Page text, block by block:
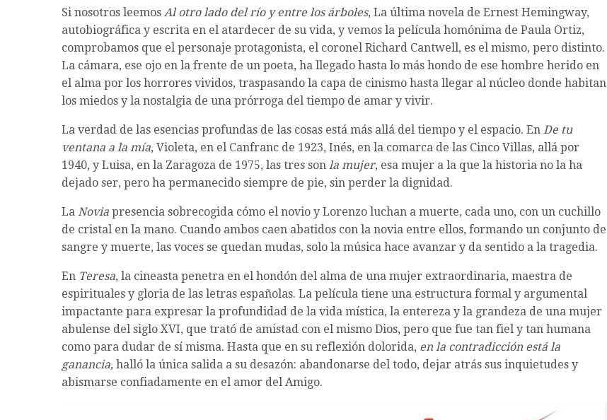
Si nosotros leemos Al otro lado del río y entre los árboles, La última novela de Ernest Hemingway,
autobiográfica y escrita en el atardecer de su vida, y vemos la película homónima de Paula Ortiz,
comprobamos que el personaje protagonista, el coronel Richard Cantwell, es el mismo, pero distinto.
La cámara, ese ojo en la frente de un poeta, ha llegado hasta lo más hondo de ese hombre herido en
el alma por los horrores vividos, traspasando la capa de cinismo hasta llegar al núcleo donde habitan
los miedos y la nostalgia de una prórroga del tiempo de amar y vivir.
La verdad de las esencias profundas de las cosas está más allá del tiempo y el espacio. En De tu
ventana a la mía, Violeta, en el Canfranc de 1923, Inés, en la comarca de las Cinco Villas, allá por
1940, y Luisa, en la Zaragoza de 1975, las tres son la mujer, esa mujer a la que la historia no la ha
dejado ser, pero ha permanecido siempre de pie, sin perder la dignidad.
La Novia presencia sobrecogida cómo el novio y Lorenzo luchan a muerte, cada uno, con un cuchillo
de cristal en la mano. Cuando ambos caen abatidos con la novia entre ellos, formando un conjunto de
sangre y muerte, las voces se quedan mudas, solo la música hace avanzar y da sentido a la tragedia.
En Teresa, la cineasta penetra en el hondón del alma de una mujer extraordinaria, maestra de
espirituales y gloria de las letras españolas. La película tiene una estructura formal y argumental
impactante para expresar la profundidad de la vida mística, la entereza y la grandeza de una mujer
abulense del siglo XVI, que trató de amistad con el mismo Dios, pero que fue tan fiel y tan humana
como para dudar de sí misma. Hasta que en su reflexión dolorida, en la contradicción está la
ganancia, halló la única salida a su desazón: abandonarse del todo, dejar atrás sus inquietudes y
abismarse confiadamente en el amor del Amigo.